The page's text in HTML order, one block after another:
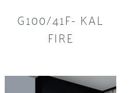
G100/41F- KAL
FIRE